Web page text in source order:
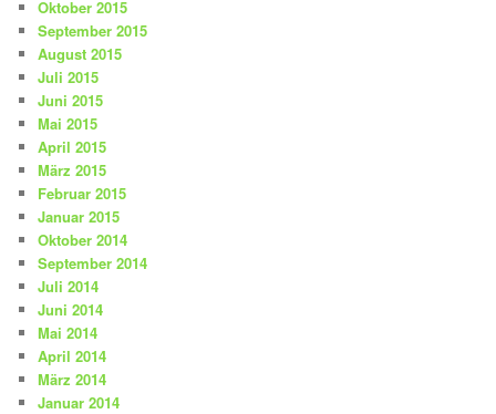
Oktober 2015
September 2015
August 2015
Juli 2015
Juni 2015
Mai 2015
April 2015
März 2015
Februar 2015
Januar 2015
Oktober 2014
September 2014
Juli 2014
Juni 2014
Mai 2014
April 2014
März 2014
Januar 2014